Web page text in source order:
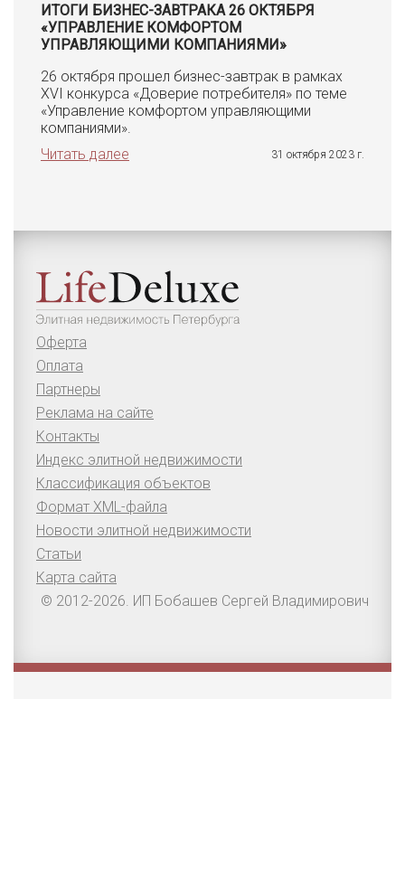
ИТОГИ БИЗНЕС-ЗАВТРАКА 26 ОКТЯБРЯ
«УПРАВЛЕНИЕ КОМФОРТОМ
УПРАВЛЯЮЩИМИ КОМПАНИЯМИ»
26 октября прошел бизнес-завтрак в рамках
XVI конкурса «Доверие потребителя» по теме
«Управление комфортом управляющими
компаниями».
Читать далее
31 октября 2023 г.
Оферта
Оплата
Партнеры
Реклама на сайте
Контакты
Индекс элитной недвижимости
Классификация объектов
Формат XML-файла
Новости элитной недвижимости
Статьи
Карта сайта
© 2012-2026. ИП Бобашев Сергей Владимирович